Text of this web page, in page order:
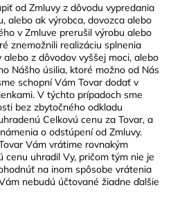
od Zmluvy z dôvodu vypredania
alebo ak výrobca, dovozca alebo
v Zmluve prerušil výrobu alebo
znemožnili realizáciu splnenia
z dôvodov vyššej moci, alebo
Nášho úsilia, ktoré možno od Nás
schopní Vám Tovar dodať v
V týchto prípadoch sme
bez zbytočného odkladu
Celkovú cenu za Tovar, a
o odstúpení od Zmluvy.
Vám vrátime rovnakým
cenu uhradil Vy, pričom tým nie je
na inom spôsobe vrátenia
nebudú účtované žiadne ďalšie